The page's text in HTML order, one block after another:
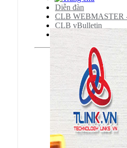
Diễn đàn
CLB WEBMASTER
CLB vBulletin
vBulletin Templates